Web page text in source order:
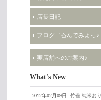
店長日記
ブログ゜呑んでみよっ♪
実店舗へのご案内♪
What's New
2012年02月09日
竹雀 純米おり